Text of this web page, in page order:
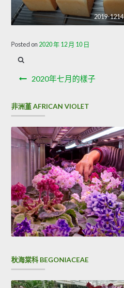
2019-1214
Posted on 2020 年 12 月 10 日
文
導
覽
2020年七月的樣子
非洲堇 AFRICAN VIOLET
秋海棠科 BEGONIACEAE